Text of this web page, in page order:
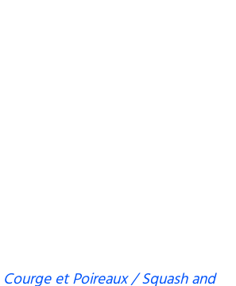
et Poireaux / Squash and